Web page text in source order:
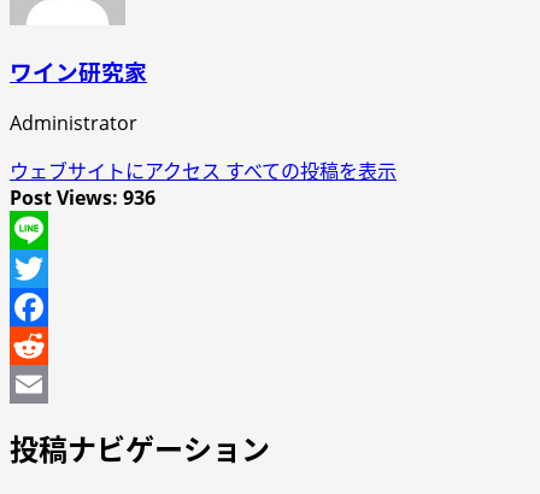
ワイン研究家
Administrator
ウェブサイトにアクセス すべての投稿を表示
Post Views: 936
Line
Twitter
Facebook
Reddit
投稿ナビゲーション